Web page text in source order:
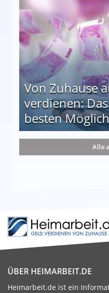
Von Zuhause
verdienen:
besten
die 15 besten Möglichkeiten
Alle
ÜBER HEIMARBEIT.DE
Heimarbeit.de ist ein